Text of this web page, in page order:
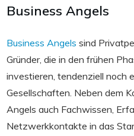
Business Angels
Business Angels sind
Gründer, die in den frühen
investieren, tendenziell noch
Gesellschaften. Neben dem
Angels auch Fachwissen,
Netzwerkkontakte in das